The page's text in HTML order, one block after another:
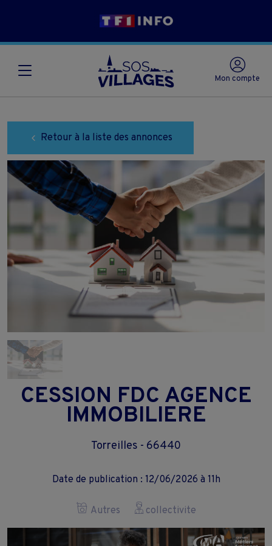
Mon compte
Retour à la liste des annonces
CESSION FDC AGENCE
IMMOBILIERE
Torreilles - 66440
Date de publication : 12/06/2026 à 11h
Autres collectivite